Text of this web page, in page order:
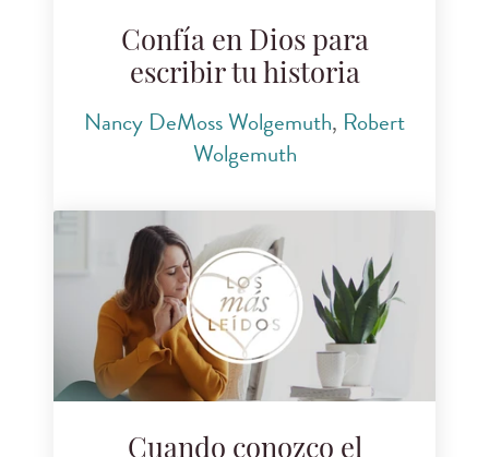
Confía en Dios para
escribir tu historia
Nancy DeMoss Wolgemuth, Robert
Wolgemuth
Cuando conozco el